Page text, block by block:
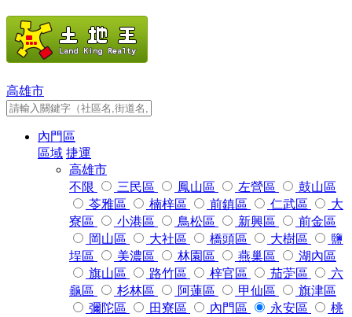
高雄市
內門區
區域 捷運
高雄市
不限
三民區 鳳山區 左營區
鼓山區
苓雅區
楠梓區 前鎮區 仁武區
大
寮區
小港區 鳥松區 新興區
前金區
岡山區
大社區 橋頭區 大樹區
鹽
埕區
美濃區 林園區 燕巢區
湖內區
旗山區
路竹區 梓官區 茄萣區
六
龜區
杉林區 阿蓮區 甲仙區
旗津區
彌陀區
田寮區 內門區 永安區
桃